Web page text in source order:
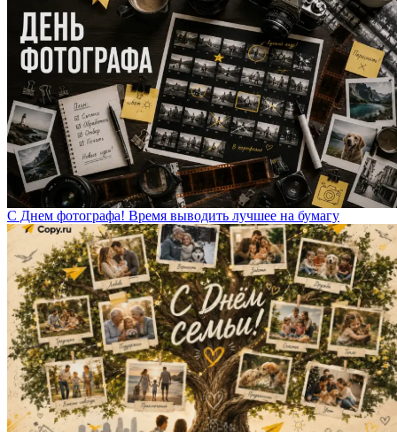
С Днем фотографа! Время выводить лучшее на бумагу